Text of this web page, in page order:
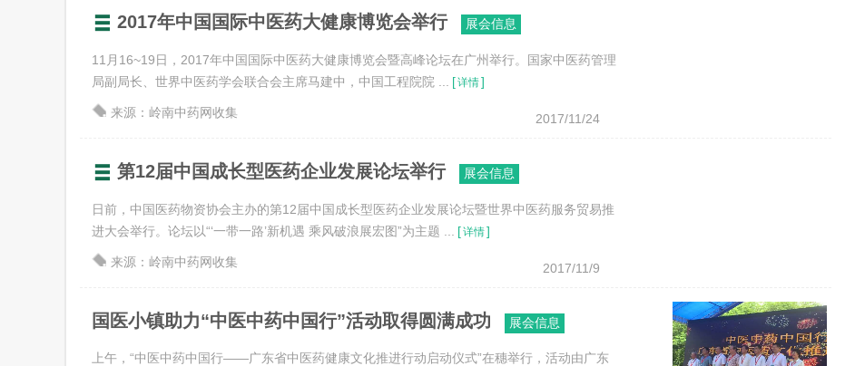
2017年中国国际中医药大健康博览会举行 展会信息
11月16~19日，2017年中国国际中医药大健康博览会暨高峰论坛在广州举行。国家中医药管理
局副局长、世界中医药学会联合会主席马建中，中国工程院院 ...
[详情]
2017/11/24
来源：岭南中药网收集
第12届中国成长型医药企业发展论坛举行 展会信息
日前，中国医药物资协会主办的第12届中国成长型医药企业发展论坛暨世界中医药服务贸易推
进大会举行。论坛以“‘一带一路’新机遇 乘风破浪展宏图”为主题 ...
[详情]
2017/11/9
来源：岭南中药网收集
国医小镇助力“中医中药中国行”活动取得圆满成功 展会信息
上午，“中医中药中国行——广东省中医药健康文化推进行动启动仪式”在穗举行，活动由广东